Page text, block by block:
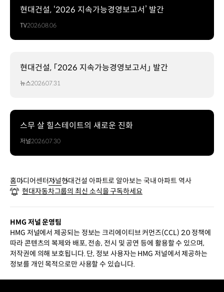
현대건설, ‘2026 지속가능경영보고서’ 발간
TV2026.08.06
현대건설, 「2026 지속가능경영보고서」 발간
뉴스2026.07.31
스무 살 힐스테이트의 새로운 진화
저널2026.07.30
홈미디어센터저널현대건설 아파트로 알아보는 국내 아파트 역사
현대자동차그룹의 최신 소식을 구독하세요
HMG 저널 운영팀
HMG 저널에서 제공되는 정보는 크리에이티브 커먼즈(CCL) 2.0 정책에
따라 콘텐츠의 복제와 배포, 전송, 전시 및 공연 등에 활용할 수 있으며,
저작권에 의해 보호됩니다. 단, 정보 사용자는 HMG 저널에서 제공하는
정보를 개인 목적으로만 사용할 수 있습니다.